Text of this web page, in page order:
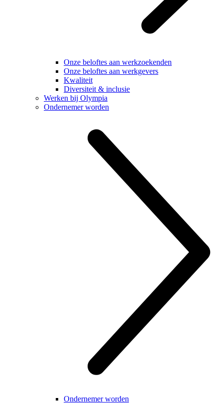
Onze beloftes aan werkzoekenden
Onze beloftes aan werkgevers
Kwaliteit
Diversiteit & inclusie
Werken bij Olympia
Ondernemer worden
Ondernemer worden